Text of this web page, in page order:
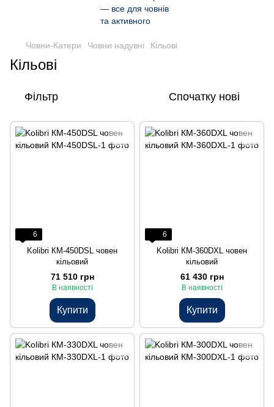
Човни-Катери Човни надувні Кільові
Кільові
Фільтр Спочатку нові
6
Kolibri КМ-450DSL човен
кільовий
71 510 грн
В наявності
Купити
6
Kolibri КМ-360DXL човен
кільовий
61 430 грн
В наявності
Купити